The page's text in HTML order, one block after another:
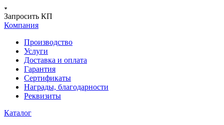
Запросить КП
Компания
Производство
Услуги
Доставка и оплата
Гарантия
Сертификаты
Награды, благодарности
Реквизиты
Каталог